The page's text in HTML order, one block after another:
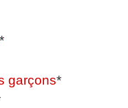
*
garçons*